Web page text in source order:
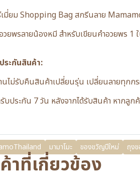
มี่ยม Shopping Bag สกรีนลาย
วยพรลายน้องหมี สำหรับเขียนคำอวยพร 1
ระกันสินค้า:
นไม่รับคืนสินค้าเปลี่ยนรุ่น เปลี่ยนลายทุกก
บประกัน 7 วัน หลังจากได้รับสินค้า หากลู
มามาโมะ ของขวัญปีใหม่ ถุง
าที่เกี่ยวข้อง